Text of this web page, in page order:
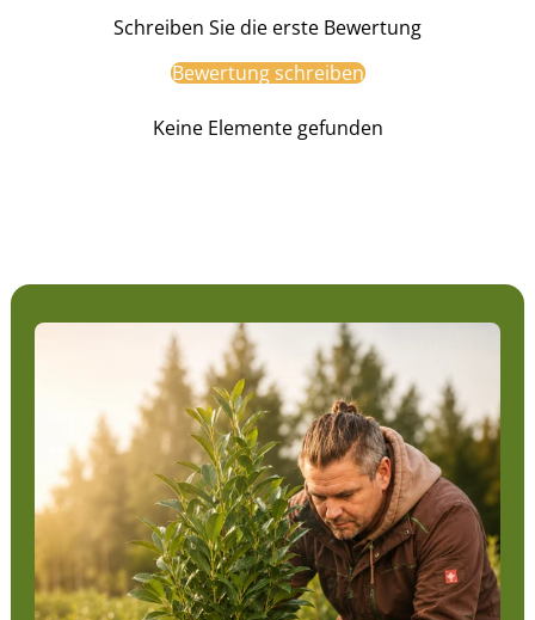
Schreiben Sie die erste Bewertung
Bewertung schreiben
Keine Elemente gefunden